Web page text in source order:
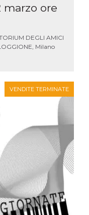
marzo ore
DEGLI AMICI
Milano
VENDITE TERMINATE